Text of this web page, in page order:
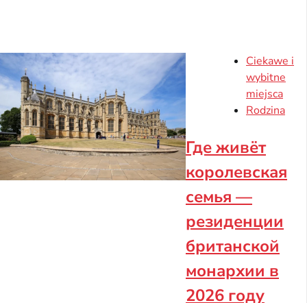
Ciekawe i
wybitne
miejsca
Rodzina
Где живёт
королевская
семья —
резиденции
британской
монархии в
2026 году